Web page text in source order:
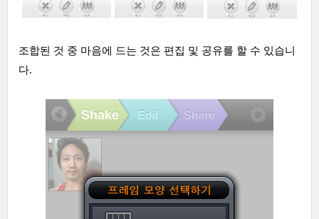
조합된 것 중 마음에 드는 것은 편집 및 공유를 할 수 있습니
다.